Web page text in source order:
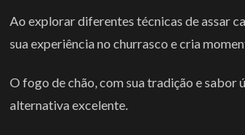
Ao explorar diferentes técnicas de assar
sua experiência no churrasco e cria
O fogo de chão, com sua tradição e sabor
alternativa excelente.